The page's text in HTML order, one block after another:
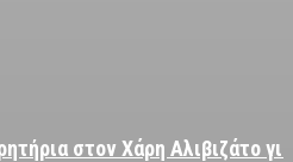
στον Χάρη Αλιβιζάτο για